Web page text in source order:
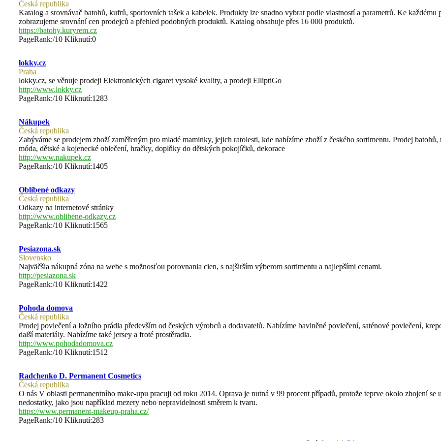
Česká republika
Katalog a srovnávač batohů, kufrů, sportovních tašek a kabelek. Produkty lze snadno vybrat podle vlastností a parametrů. Ke každému
zobrazujeme srovnání cen prodejců a přehled podobných produktů. Katalog obsahuje přes 16 000 produktů.
https://batohy.kuryrem.cz
PageRank:/10 Kliknutí:0
lokky.cz
Praha
lokky.cz, se věnuje prodeji Elektronických cigaret vysoké kvality, a prodeji ElliptiGo
http://www.lokky.cz
PageRank:/10 Kliknutí:1283
Nákupek
Česká republika
Zabýváme se prodejem zboží zaměřeným pro mladé maminky, jejich ratolesti, kde nabízíme zboží z českého sortimentu. Prodej batohů,
móda, dětské a kojenecké oblečení, hračky, doplňky do dětských pokojíčků, dekorace
http://www.nakupek.cz
PageRank:/10 Kliknutí:1405
Oblíbené odkazy
Česká republika
Odkazy na internetové stránky
http://www.oblibene-odkazy.cz
PageRank:/10 Kliknutí:1565
Pesiazona.sk
Slovensko
Najväčšia nákupná zóna na webe s možnosťou porovnania cien, s najširším výberom sortimentu a najlepšími cenami.
http://pesiazona.sk
PageRank:/10 Kliknutí:1422
Pohoda domova
Česká republika
Prodej povlečení a ložního prádla především od českých výrobců a dodavatelů. Nabízíme bavlněné povlečení, saténové povlečení,
další materiály. Nabízíme také jersey a froté prostěradla.
http://www.pohodadomova.cz
PageRank:/10 Kliknutí:1512
Radchenko D. Permanent Cosmetics
Česká republika
O nás V oblasti permanentního make-upu pracuji od roku 2014. Oprava je nutná v 99 procent případů, protože teprve okolo zhojení se
nedostatky, jako jsou například mezery nebo nepravidelnosti směrem k tvaru.
https://www.permanent-makeup-praha.cz/
PageRank:/10 Kliknutí:283